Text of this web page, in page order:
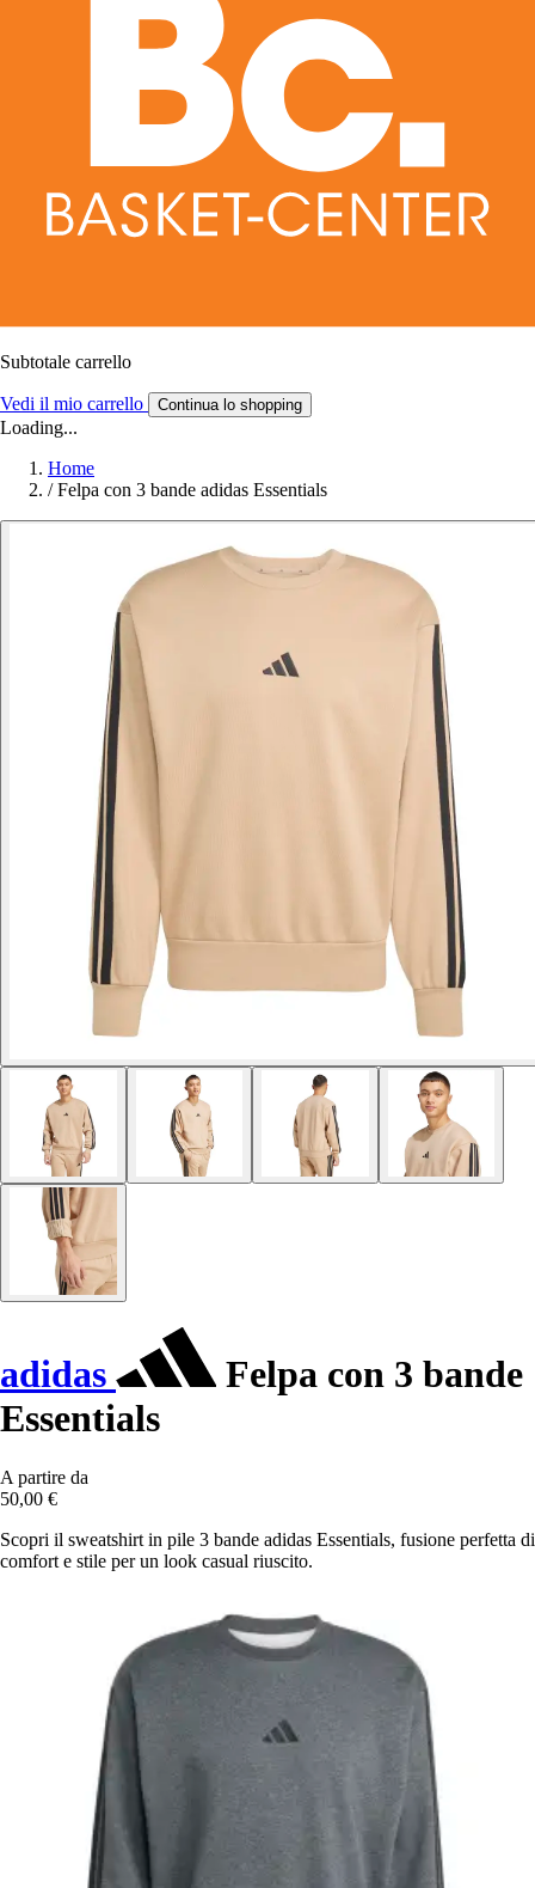
Subtotale carrello
Vedi il mio carrello Continua lo shopping
Loading...
Home
/ Felpa con 3 bande adidas Essentials
adidas
Felpa con 3 bande
Essentials
A partire da
50,00 €
Scopri il sweatshirt in pile 3 bande adidas Essentials, fusione perfetta di
comfort e stile per un look casual riuscito.